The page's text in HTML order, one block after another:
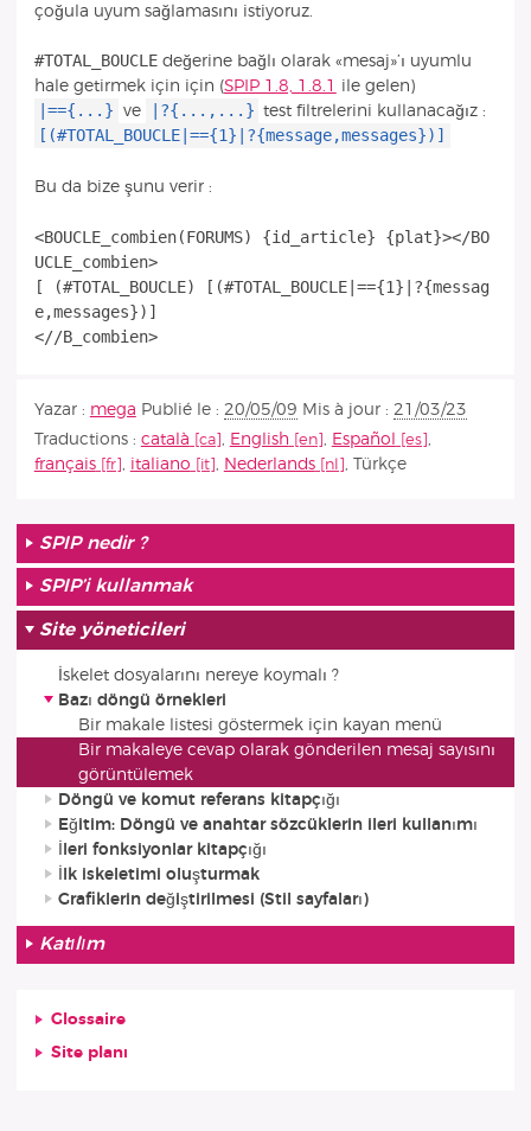
çoğula uyum sağlamasını istiyoruz.
#TOTAL_BOUCLEdeğerine bağlı olarak «mesaj»’ı uyumlu
hale getirmek için için (SPIP 1.8, 1.8.1 ile gelen)
|=={...} ve |?{...,...} test filtrelerini kullanacağız :
[(#TOTAL_BOUCLE|=={1}|?{message,messages})]
Bu da bize şunu verir :
<BOUCLE_combien(FORUMS) {id_article} {plat}></BO
UCLE_combien>
[ (#TOTAL_BOUCLE) [(#TOTAL_BOUCLE|=={1}|?{messag
e,messages})]
<//B_combien>
Yazar : mega Publié le : 20/05/09 Mis à jour : 21/03/23
Traductions : català English Español
français
italiano Nederlands Türkçe
SPIP nedir ?
SPIP’i kullanmak
Site yöneticileri
İskelet dosyalarını nereye koymalı ?
Bazı döngü örnekleri
Bir makale listesi göstermek için kayan menü
Bir makaleye cevap olarak gönderilen mesaj sayısını
görüntülemek
Döngü ve komut referans kitapçığı
Eğitim: Döngü ve anahtar sözcüklerin ileri kullanımı
İleri fonksiyonlar kitapçığı
İlk iskeletimi oluşturmak
Grafiklerin değiştirilmesi (Stil sayfaları)
Katılım
Glossaire
Site planı